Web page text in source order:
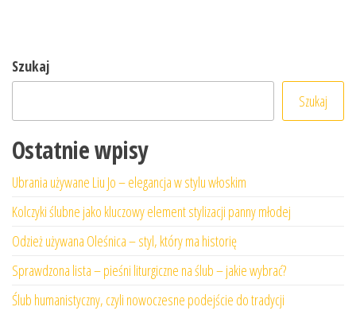
Szukaj
Szukaj
Ostatnie wpisy
Ubrania używane Liu Jo – elegancja w stylu włoskim
Kolczyki ślubne jako kluczowy element stylizacji panny młodej
Odzież używana Oleśnica – styl, który ma historię
Sprawdzona lista – pieśni liturgiczne na ślub – jakie wybrać?
Ślub humanistyczny, czyli nowoczesne podejście do tradycji